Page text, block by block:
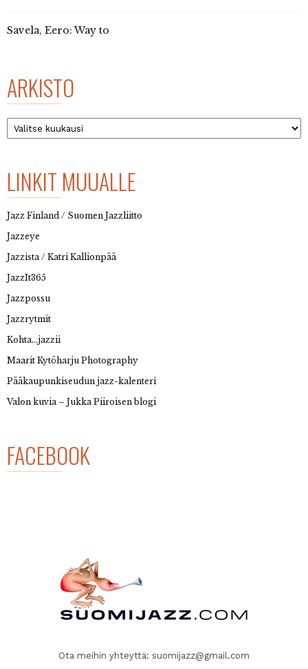
Savela, Eero: Way to
ARKISTO
Arkisto
LINKIT MUUALLE
Jazz Finland / Suomen Jazzliitto
Jazzeye
Jazzista / Katri Kallionpää
JazzIt365
Jazzpossu
Jazzrytmit
Kohta…jazzii
Maarit Kytöharju Photography
Pääkaupunkiseudun jazz-kalenteri
Valon kuvia – Jukka Piiroisen blogi
FACEBOOK
Ota meihin yhteyttä: suomijazz@gmail.com